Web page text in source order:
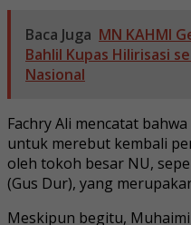
Baca Juga MN KAHMI
Bahlil Kupas Hilirisasi
Nasional
Fachry Ali mencatat
untuk merebut kembali
oleh tokoh besar NU,
(Gus Dur), yang
Meskipun begitu,